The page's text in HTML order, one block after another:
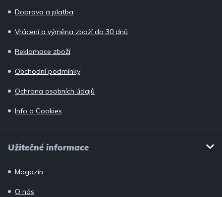
Doprava a platba
Vrácení a výměna zboží do 30 dnů
Reklamace zboží
Obchodní podmínky
Ochrana osobních údajů
Info o Cookies
Užitečné informace
Magazín
O nás